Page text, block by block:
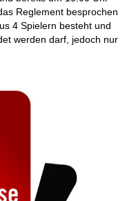
Reglement besprochen
4 Spielern besteht und
werden darf, jedoch nur